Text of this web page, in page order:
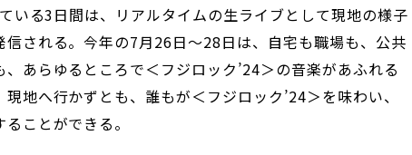
いる3日間は、リアルタイムの生ライブとして現地の様子
信される。今年の7月26日～28日は、自宅も職場も、公共
あらゆるところで＜フジロック’24＞の音楽があふれる
地へ行かずとも、誰もが＜フジロック’24＞を味わい、
ことができる。